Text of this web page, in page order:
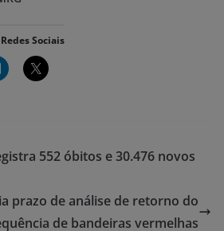
Sociais
552 óbitos e 30.476 novos
prazo de análise de retorno do
de bandeiras vermelhas